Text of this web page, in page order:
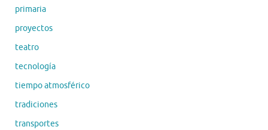
primaria
proyectos
teatro
tecnología
tiempo atmosférico
tradiciones
transportes